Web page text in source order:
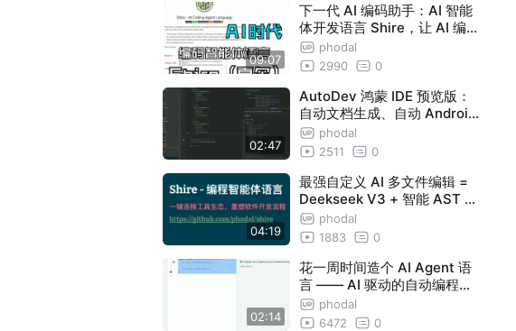
09:07
下一代 AI 编码助手：AI 智能
体开发语言 Shire，让 AI 编
程无处不在
phodal
2990
0
02:47
AutoDev 鸿蒙 IDE 预览版：
自动文档生成、自动 Android
布局迁移、自动 ArkUi 页面生
成
phodal
2511
0
04:19
最强自定义 AI 多文件编辑 =
Deekseek V3 + 智能 AST 上
下文 + Shire 智能体语言 ？
phodal
1883
0
02:14
花一周时间造个 AI Agent 语
言 —— AI 驱动的自动编程交
互语言 AutoDev DevIns
phodal
6472
0